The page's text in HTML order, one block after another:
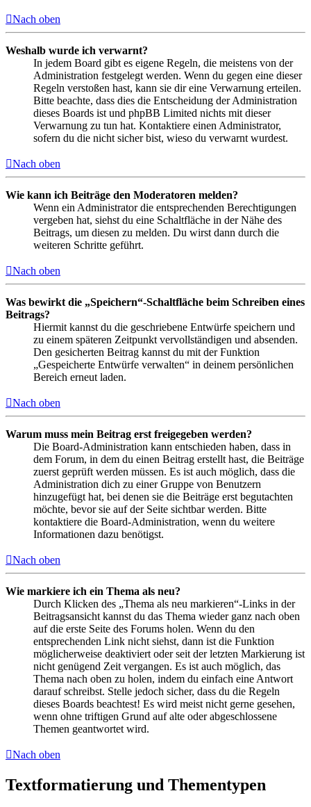
Nach oben
Weshalb wurde ich verwarnt?
In jedem Board gibt es eigene Regeln, die meistens von der
Administration festgelegt werden. Wenn du gegen eine dieser
Regeln verstoßen hast, kann sie dir eine Verwarnung erteilen.
Bitte beachte, dass dies die Entscheidung der Administration
dieses Boards ist und phpBB Limited nichts mit dieser
Verwarnung zu tun hat. Kontaktiere einen Administrator,
sofern du die nicht sicher bist, wieso du verwarnt wurdest.
Nach oben
Wie kann ich Beiträge den Moderatoren melden?
Wenn ein Administrator die entsprechenden Berechtigungen
vergeben hat, siehst du eine Schaltfläche in der Nähe des
Beitrags, um diesen zu melden. Du wirst dann durch die
weiteren Schritte geführt.
Nach oben
Was bewirkt die „Speichern“-Schaltfläche beim Schreiben eines
Beitrags?
Hiermit kannst du die geschriebene Entwürfe speichern und
zu einem späteren Zeitpunkt vervollständigen und absenden.
Den gesicherten Beitrag kannst du mit der Funktion
„Gespeicherte Entwürfe verwalten“ in deinem persönlichen
Bereich erneut laden.
Nach oben
Warum muss mein Beitrag erst freigegeben werden?
Die Board-Administration kann entschieden haben, dass in
dem Forum, in dem du einen Beitrag erstellt hast, die Beiträge
zuerst geprüft werden müssen. Es ist auch möglich, dass die
Administration dich zu einer Gruppe von Benutzern
hinzugefügt hat, bei denen sie die Beiträge erst begutachten
möchte, bevor sie auf der Seite sichtbar werden. Bitte
kontaktiere die Board-Administration, wenn du weitere
Informationen dazu benötigst.
Nach oben
Wie markiere ich ein Thema als neu?
Durch Klicken des „Thema als neu markieren“-Links in der
Beitragsansicht kannst du das Thema wieder ganz nach oben
auf die erste Seite des Forums holen. Wenn du den
entsprechenden Link nicht siehst, dann ist die Funktion
möglicherweise deaktiviert oder seit der letzten Markierung ist
nicht genügend Zeit vergangen. Es ist auch möglich, das
Thema nach oben zu holen, indem du einfach eine Antwort
darauf schreibst. Stelle jedoch sicher, dass du die Regeln
dieses Boards beachtest! Es wird meist nicht gerne gesehen,
wenn ohne triftigen Grund auf alte oder abgeschlossene
Themen geantwortet wird.
Nach oben
Textformatierung und Thementypen